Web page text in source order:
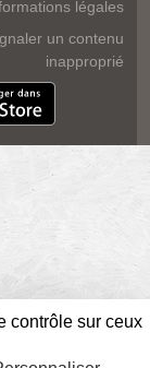
légales
un contenu
inapproprié
contrôle sur ceux